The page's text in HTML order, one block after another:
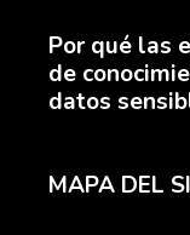
Por qué las
de
datos
MAPA DEL